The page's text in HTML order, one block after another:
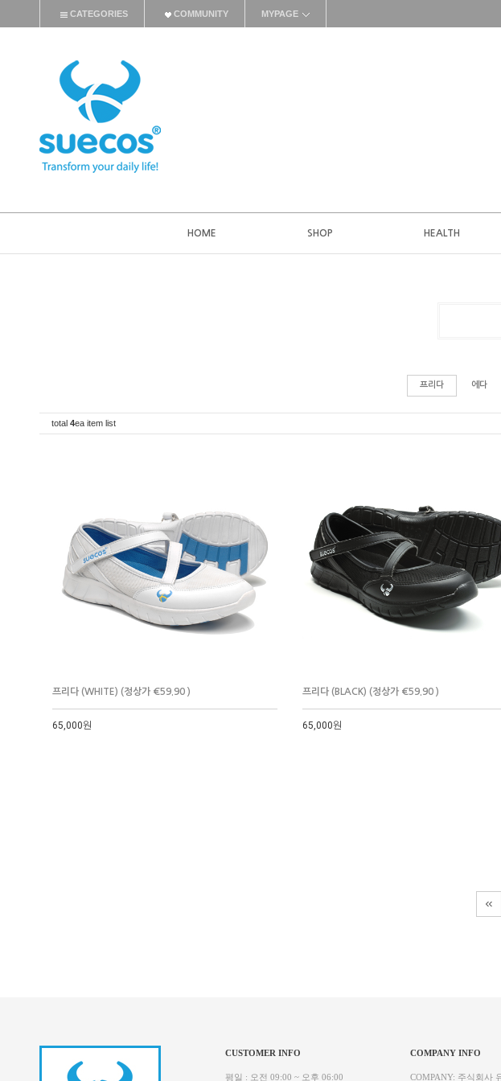
CATEGORIES COMMUNITY MYPAGE
HOME SHOP HEALTH
프리다 에다
total 4ea item list
프리다 (WHITE) (정상가 €59.90 )
65,000원
프리다 (BLACK) (정상가 €59.90 )
65,000원
CUSTOMER INFO
평일 : 오전 09:00 ~ 오후 06:00
COMPANY INFO
COMPANY: 주식회사